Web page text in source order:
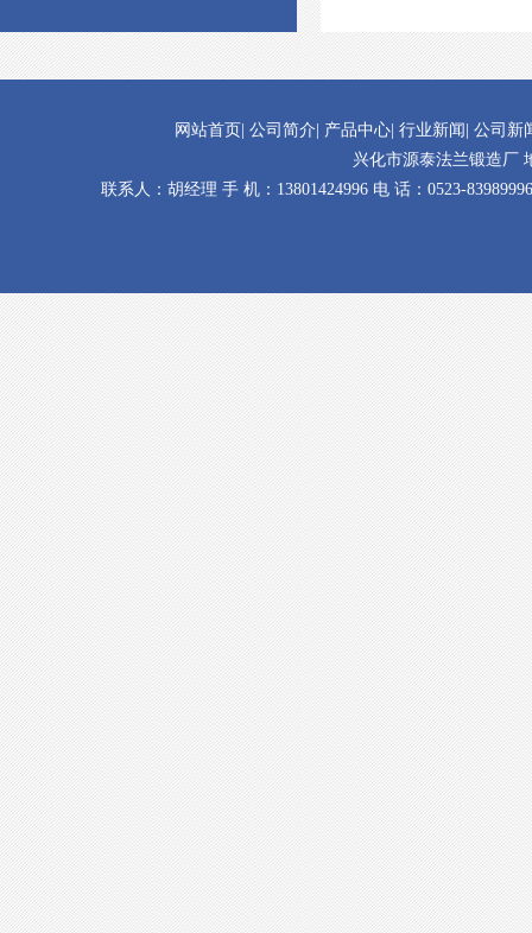
网站首页 公司简介 产品中心 行业新闻 公司新
兴化市源泰法兰锻造厂
联系人：胡经理 手 机：13801424996 电 话：0523-